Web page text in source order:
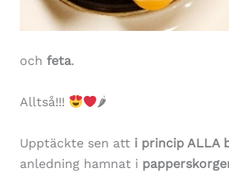
och feta.
Alltså!!! 🌶
Upptäckte sen att i princip ALLA
anledning hamnat i